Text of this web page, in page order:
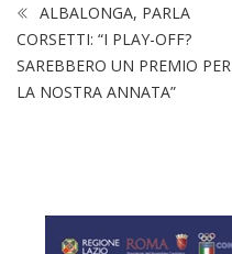
ALBALONGA, PARLA
CORSETTI: “I PLAY-OFF?
SAREBBERO UN PREMIO PER
LA NOSTRA ANNATA”